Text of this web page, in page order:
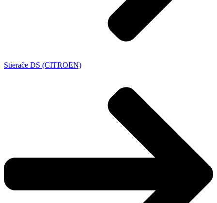
Stierače DS (CITROEN)